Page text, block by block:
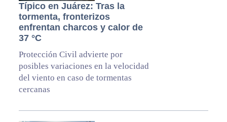
Típico en Juárez: Tras la
tormenta, fronterizos
enfrentan charcos y calor de
37 °C
Protección Civil advierte por
posibles variaciones en la velocidad
del viento en caso de tormentas
cercanas